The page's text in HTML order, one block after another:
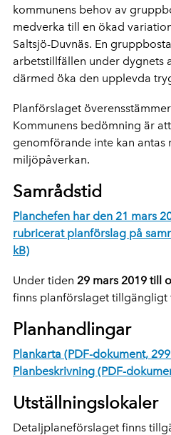
kommunens behov av
medverka till en ökad
Saltsjö-Duvnäs. En
arbetstillfällen under dygnets
därmed öka den upplevda
Planförslaget
Kommunens bedömning är
genomförande inte kan
miljöpåverkan.
Samrådstid
Planchefen har den 21 mars
rubricerat planförslag på
kB)
Under tiden 29 mars 2019 till
finns planförslaget tillgängligt
Planhandlingar
Plankarta (PDF-dokument,
Planbeskrivning (PDF-
Utställningslokaler
Detaljplaneförslaget finns